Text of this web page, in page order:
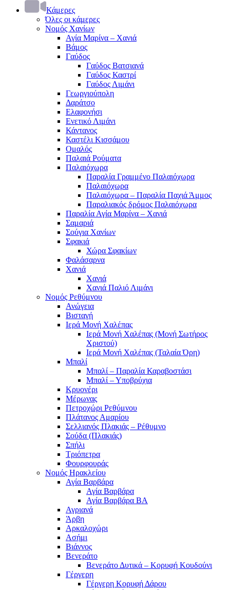
Κάμερες
Όλες οι κάμερες
Νομός Χανίων
Αγία Μαρίνα – Χανιά
Βάμος
Γαύδος
Γαύδος Βατσιανά
Γαύδος Καστρί
Γαύδος Λιμάνι
Γεωργιούπολη
Δαράτσο
Ελαφονήσι
Ενετικό Λιμάνι
Κάντανος
Καστέλι Κισσάμου
Ομαλός
Παλαιά Ρούματα
Παλαιόχωρα
Παραλία Γραμμένο Παλαιόχωρα
Παλαιόχωρα
Παλαιόχωρα – Παραλία Παχιά Άμμος
Παραλιακός δρόμος Παλαιόχωρα
Παραλία Αγία Μαρίνα – Χανιά
Σαμαριά
Σούγια Χανίων
Σφακιά
Χώρα Σφακίων
Φαλάσαρνα
Χανιά
Χανιά
Χανιά Παλιό Λιμάνι
Νομός Ρεθύμνου
Ανώγεια
Βισταγή
Ιερά Μονή Χαλέπας
Ιερά Μονή Χαλέπας (Μονή Σωτήρος
Χριστού)
Ιερά Μονή Χαλέπας (Ταλαία Όρη)
Μπαλί
Μπαλί – Παραλία Καραβοστάσι
Μπαλί – Υποβρύχια
Κρυονέρι
Μέρωνας
Πετροχώρι Ρεθύμνου
Πλάτανος Αμαρίου
Σελλιανός Πλακιάς – Ρέθυμνο
Σούδα (Πλακιάς)
Σπήλι
Τριόπετρα
Φουρφουράς
Νομός Ηρακλείου
Αγία Βαρβάρα
Αγία Βαρβάρα
Αγία Βαρβάρα ΒΑ
Αγριανά
Άρβη
Αρκαλοχώρι
Ασήμι
Βιάννος
Βενεράτο
Βενεράτο Δυτικά – Κορυφή Κουδούνι
Γέργερη
Γέργερη Κορυφή Δάρου